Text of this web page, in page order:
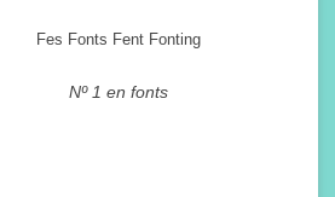
Fes Fonts Fent Fonting
Nº 1 en fonts